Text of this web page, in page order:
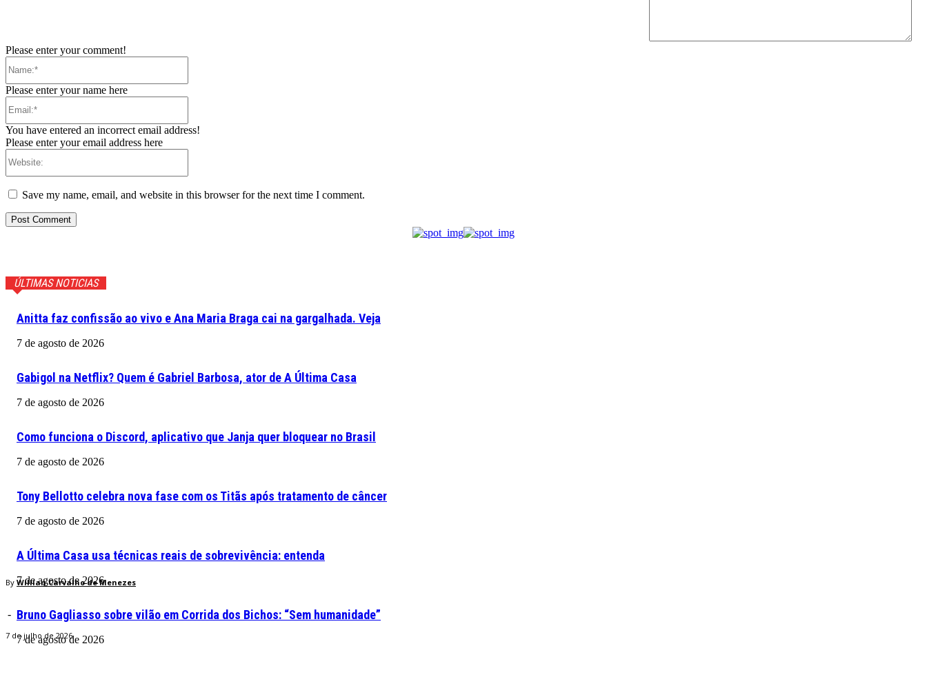
By Willian Carvalho de Menezes
-
7 de julho de 2026
Please enter your comment!
Please enter your name here
You have entered an incorrect email address!
Please enter your email address here
Save my name, email, and website in this browser for the next time I comment.
ÚLTIMAS NOTICIAS
Anitta faz confissão ao vivo e Ana Maria Braga cai na gargalhada. Veja
7 de agosto de 2026
Gabigol na Netflix? Quem é Gabriel Barbosa, ator de A Última Casa
7 de agosto de 2026
Como funciona o Discord, aplicativo que Janja quer bloquear no Brasil
7 de agosto de 2026
Tony Bellotto celebra nova fase com os Titãs após tratamento de câncer
7 de agosto de 2026
A Última Casa usa técnicas reais de sobrevivência: entenda
7 de agosto de 2026
Bruno Gagliasso sobre vilão em Corrida dos Bichos: “Sem humanidade”
7 de agosto de 2026